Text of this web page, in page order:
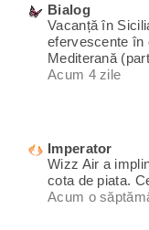
Bialog
Vacanță în
efervescente în
Mediterană
Acum 4 zile
Imperator
Wizz Air a
cota de piata.
Acum o